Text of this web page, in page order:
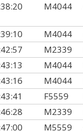
M4044
M4044
M2339
M4044
M4044
F5559
M2339
M5559